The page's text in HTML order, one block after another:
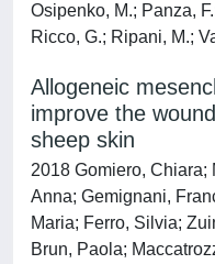
Osipenko, M.; Panza,
Ricco, G.; Ripani, M.;
Allogeneic
improve the
sheep skin
2018 Gomiero, Chiara;
Anna; Gemignani,
Maria; Ferro, Silvia;
Brun, Paola;